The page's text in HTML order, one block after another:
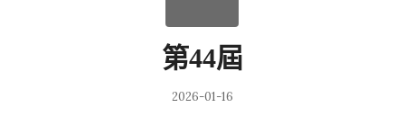
第44屆
2026-01-16